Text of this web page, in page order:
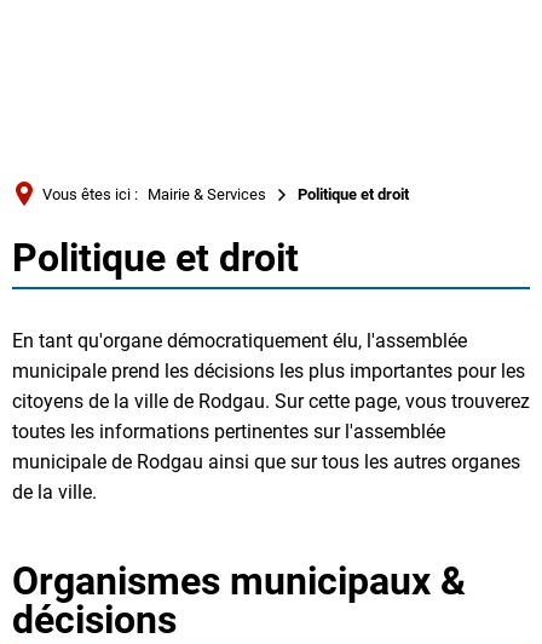
Български
Deutsch MENÜ
Vous êtes ici : Mairie & Services Politique et droit
Politique
droit
Politique et droit
En tant qu'organe démocratiquement élu, l'assemblée
municipale prend les décisions les plus importantes pour les
citoyens de la ville de Rodgau. Sur cette page, vous trouverez
toutes les informations pertinentes sur l'assemblée
municipale de Rodgau ainsi que sur tous les autres organes
de la ville.
Organismes municipaux &
décisions